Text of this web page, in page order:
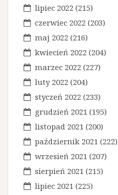
lipiec 2022 (215)
czerwiec 2022 (203)
maj 2022 (216)
kwiecień 2022 (204)
marzec 2022 (227)
luty 2022 (204)
styczeń 2022 (233)
grudzień 2021 (195)
listopad 2021 (200)
październik 2021 (222)
wrzesień 2021 (207)
sierpień 2021 (215)
lipiec 2021 (225)